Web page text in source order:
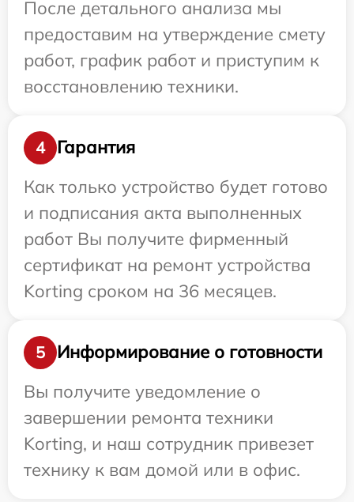
После детального анализа мы
предоставим на утверждение смету
работ, график работ и приступим к
восстановлению техники.
4
Гарантия
Как только устройство будет готово
и подписания акта выполненных
работ Вы получите фирменный
сертификат на ремонт устройства
Korting сроком на 36 месяцев.
5
Информирование о готовности
Вы получите уведомление о
завершении ремонта техники
Korting, и наш сотрудник привезет
технику к вам домой или в офис.